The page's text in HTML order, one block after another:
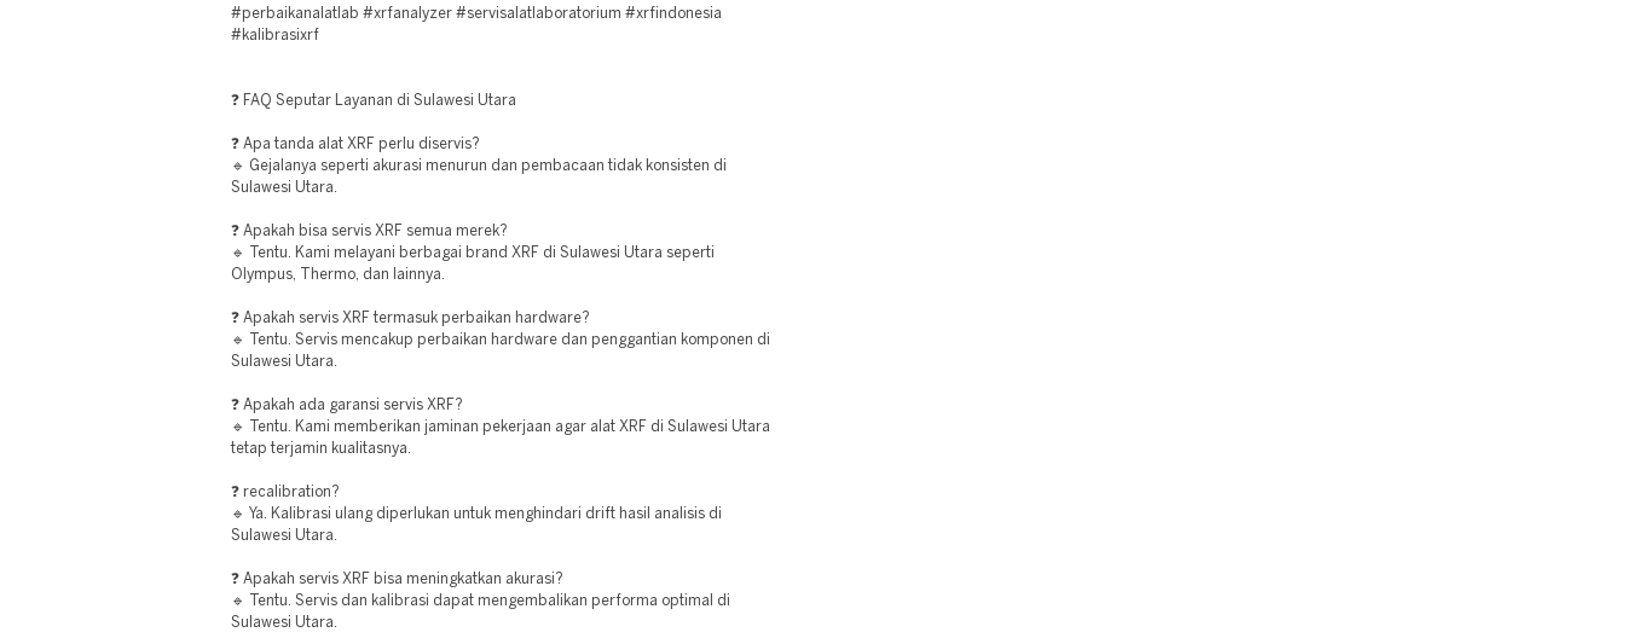
#perbaikanalatlab #xrfanalyzer #servisalatlaboratorium #xrfindonesia
#kalibrasixrf
❓ FAQ Seputar Layanan di Sulawesi Utara
❓ Apa tanda alat XRF perlu diservis?
🔹 Gejalanya seperti akurasi menurun dan pembacaan tidak konsisten di
Sulawesi Utara.
❓ Apakah bisa servis XRF semua merek?
🔹 Tentu. Kami melayani berbagai brand XRF di Sulawesi Utara seperti
Olympus, Thermo, dan lainnya.
❓ Apakah servis XRF termasuk perbaikan hardware?
🔹 Tentu. Servis mencakup perbaikan hardware dan penggantian komponen di
Sulawesi Utara.
❓ Apakah ada garansi servis XRF?
🔹 Tentu. Kami memberikan jaminan pekerjaan agar alat XRF di Sulawesi Utara
tetap terjamin kualitasnya.
❓ recalibration?
🔹 Ya. Kalibrasi ulang diperlukan untuk menghindari drift hasil analisis di
Sulawesi Utara.
❓ Apakah servis XRF bisa meningkatkan akurasi?
🔹 Tentu. Servis dan kalibrasi dapat mengembalikan performa optimal di
Sulawesi Utara.